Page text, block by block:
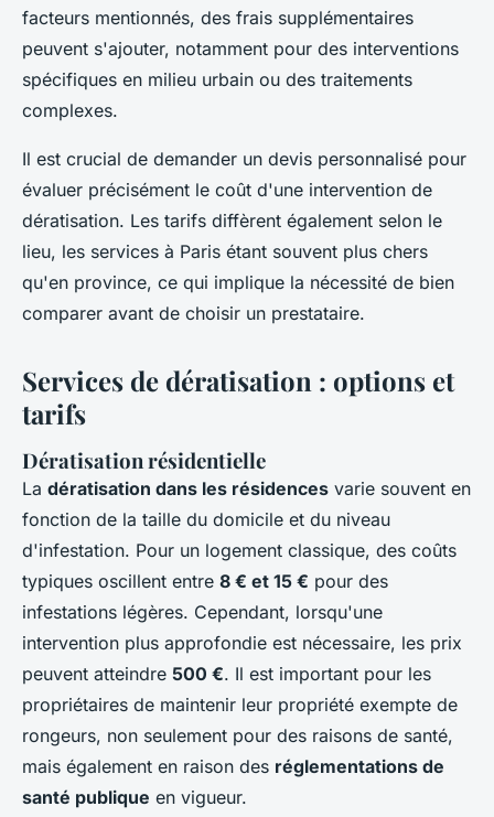
facteurs mentionnés, des frais supplémentaires
peuvent s'ajouter, notamment pour des interventions
spécifiques en milieu urbain ou des traitements
complexes.
Il est crucial de demander un devis personnalisé pour
évaluer précisément le coût d'une intervention de
dératisation. Les tarifs diffèrent également selon le
lieu, les services à Paris étant souvent plus chers
qu'en province, ce qui implique la nécessité de bien
comparer avant de choisir un prestataire.
Services de dératisation : options et
tarifs
Dératisation résidentielle
La dératisation dans les résidences varie souvent en
fonction de la taille du domicile et du niveau
d'infestation. Pour un logement classique, des coûts
typiques oscillent entre 8 € et 15 € pour des
infestations légères. Cependant, lorsqu'une
intervention plus approfondie est nécessaire, les prix
peuvent atteindre 500 €. Il est important pour les
propriétaires de maintenir leur propriété exempte de
rongeurs, non seulement pour des raisons de santé,
mais également en raison des réglementations de
santé publique en vigueur.